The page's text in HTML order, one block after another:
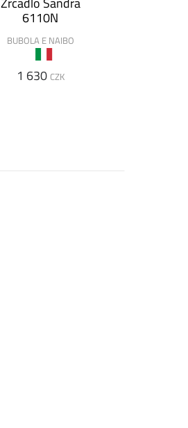
6110N
BUBOLA E NAIBO
1 630 CZK